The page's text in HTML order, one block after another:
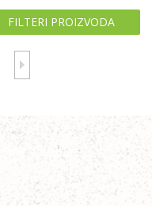
FILTERI PROIZVODA